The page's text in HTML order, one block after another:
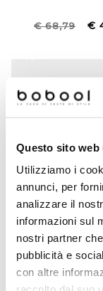
Questo sito
Utilizziamo i
annunci, per
analizzare il
informazioni sul
nostri partner
pubblicità e
con altre
€ 68,79 €
Gettacarta
bagno 3lt,
con chiusura
- Poubelle,